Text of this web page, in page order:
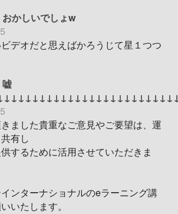
おかしいでしょw
デオだと思えばかろうじて星１つつ
嘘
ました貴重なご意見やご要望は、運
有し
するために活用させていただきま
ンターナショナルのeラーニング講
いたします。